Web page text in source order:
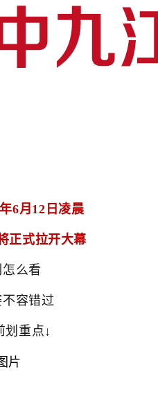
6月12日凌晨
正式拉开大幕
么看
容错过
划重点↓